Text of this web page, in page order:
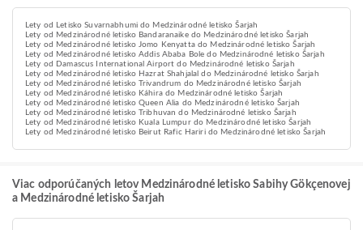
Lety od Letisko Suvarnabhumi do Medzinárodné letisko Šarjah
Lety od Medzinárodné letisko Bandaranaike do Medzinárodné letisko Šarjah
Lety od Medzinárodné letisko Jomo Kenyatta do Medzinárodné letisko Šarjah
Lety od Medzinárodné letisko Addis Ababa Bole do Medzinárodné letisko Šarjah
Lety od Damascus International Airport do Medzinárodné letisko Šarjah
Lety od Medzinárodné letisko Hazrat Shahjalal do Medzinárodné letisko Šarjah
Lety od Medzinárodné letisko Trivandrum do Medzinárodné letisko Šarjah
Lety od Medzinárodné letisko Káhira do Medzinárodné letisko Šarjah
Lety od Medzinárodné letisko Queen Alia do Medzinárodné letisko Šarjah
Lety od Medzinárodné letisko Tribhuvan do Medzinárodné letisko Šarjah
Lety od Medzinárodné letisko Kuala Lumpur do Medzinárodné letisko Šarjah
Lety od Medzinárodné letisko Beirut Rafic Hariri do Medzinárodné letisko Šarjah
Viac odporúčaných letov Medzinárodné letisko Sabihy Gökçenovej
a Medzinárodné letisko Šarjah